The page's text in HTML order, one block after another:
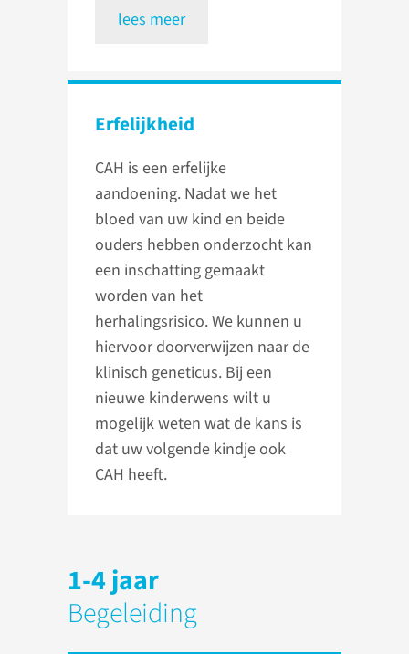
lees meer
Erfelijkheid
CAH is een erfelijke
aandoening. Nadat we het
bloed van uw kind en beide
ouders hebben onderzocht kan
een inschatting gemaakt
worden van het
herhalingsrisico. We kunnen u
hiervoor doorverwijzen naar de
klinisch geneticus. Bij een
nieuwe kinderwens wilt u
mogelijk weten wat de kans is
dat uw volgende kindje ook
CAH heeft.
1-4 jaar
Begeleiding